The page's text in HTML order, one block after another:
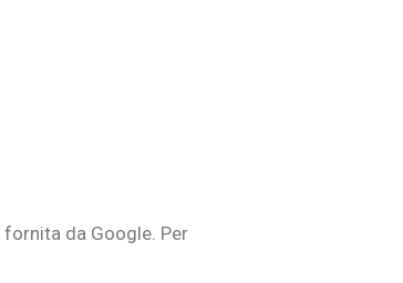
da Google. Per